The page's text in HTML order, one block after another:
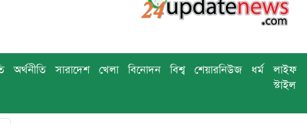
অর্থনীতি সারাদেশ খেলা বিনোদন বিশ্ব শেয়ারনিউজ ধর্ম
লাইফ
স্টাইল